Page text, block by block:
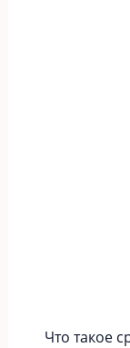
Что такое